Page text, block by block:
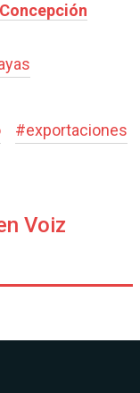
#exportaciones
Voiz